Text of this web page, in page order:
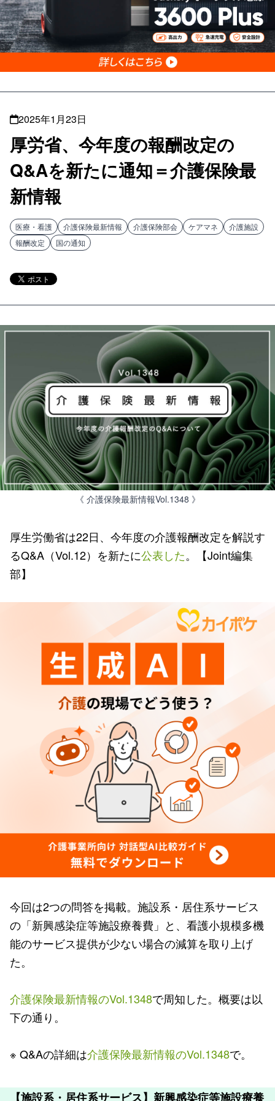
2025年1月23日
厚労省、今年度の報酬改定の
Q&Aを新たに通知＝介護保険最
新情報
医療・看護 介護保険最新情報 介護保険部会 ケアマネ
介護施設
報酬改定
国の通知
《 介護保険最新情報Vol.1348 》
厚生労働省は22日、今年度の介護報酬改定を解説す
るQ&A（Vol.12）を新たに公表した。【Joint編集
部】
今回は2つの問答を掲載。施設系・居住系サービス
の「新興感染症等施設療養費」と、看護小規模多機
能のサービス提供が少ない場合の減算を取り上げ
た。
介護保険最新情報のVol.1348で周知した。概要は以
下の通り。
※ Q&Aの詳細は介護保険最新情報のVol.1348で。
【施設系・居住系サービス】新興感染症等施設療養